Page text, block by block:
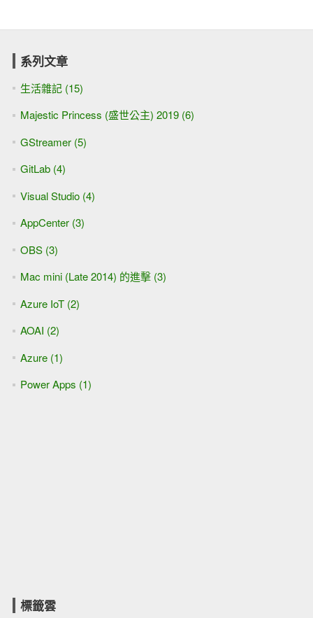
系列文章
生活雜記 (15)
Majestic Princess (盛世公主) 2019 (6)
GStreamer (5)
GitLab (4)
Visual Studio (4)
AppCenter (3)
OBS (3)
Mac mini (Late 2014) 的進擊 (3)
Azure IoT (2)
AOAI (2)
Azure (1)
Power Apps (1)
標籤雲